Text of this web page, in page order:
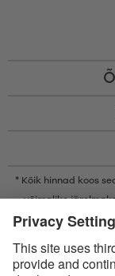
* Kõik hinnad koos
võimalike
* Bluetooth®-i